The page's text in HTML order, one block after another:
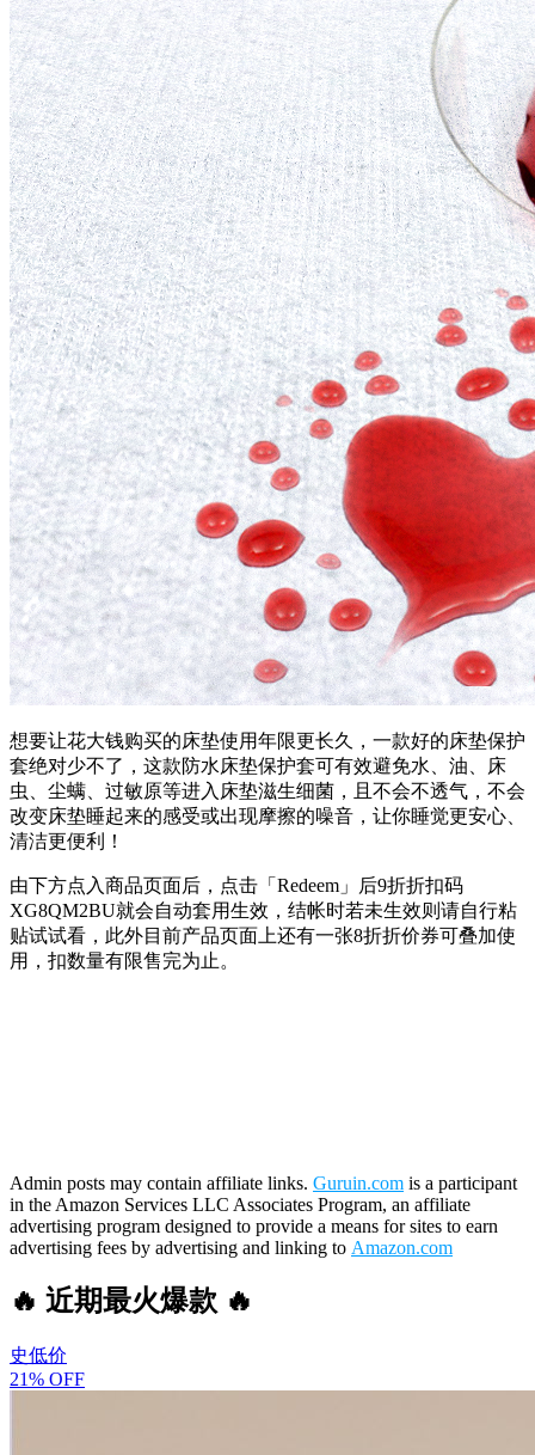
想要让花大钱购买的床垫使用年限更长久，一款好的床垫保护
套绝对少不了，这款防水床垫保护套可有效避免水、油、床
虫、尘螨、过敏原等进入床垫滋生细菌，且不会不透气，不会
改变床垫睡起来的感受或出现摩擦的噪音，让你睡觉更安心、
清洁更便利！
由下方点入商品页面后，点击「Redeem」后9折折扣码
XG8QM2BU就会自动套用生效，结帐时若未生效则请自行粘
贴试试看，此外目前产品页面上还有一张8折折价券可叠加使
用，扣数量有限售完为止。
Admin posts may contain affiliate links. Guruin.com is a participant
in the Amazon Services LLC Associates Program, an affiliate
advertising program designed to provide a means for sites to earn
advertising fees by advertising and linking to Amazon.com
🔥 近期最火爆款 🔥
史低价
21% OFF